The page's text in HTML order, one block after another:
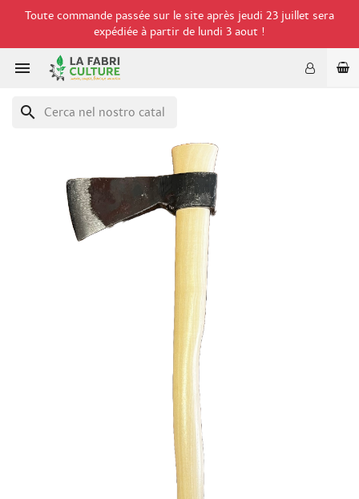
Toute commande passée sur le site après jeudi 23 juillet sera
expédiée à partir de lundi 3 aout !

search